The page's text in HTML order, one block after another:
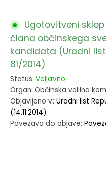
Ugotovitveni
člana občinskega
kandidata (Uradni
81/2014)
Status: Veljavno
Organ: Občinska volilna
Objavljeno v: Uradni list
(14.11.2014)
Povezava do objave: